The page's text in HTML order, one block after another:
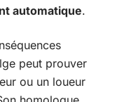
automatique.
peut prouver
ou un loueur